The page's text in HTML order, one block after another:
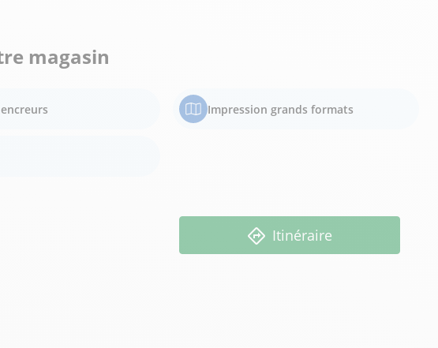
magasin
Impression grands formats
Itinéraire